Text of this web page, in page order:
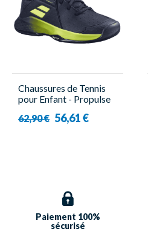
Chaussures de Tennis
pour Enfant - Propulse
Noir/Jaune - Babolat
62,90 € 56,61 €
Paiement 100%
sécurisé